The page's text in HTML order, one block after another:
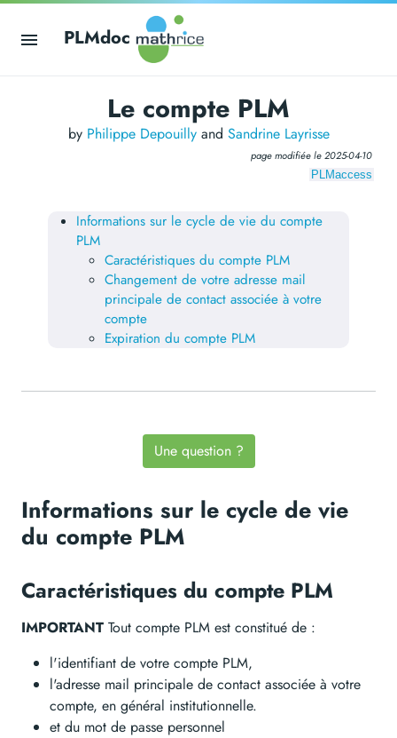
PLMdoc
Le compte PLM
by Philippe Depouillyand Sandrine Layrisse
page modifiée le2025-04-10
PLMaccess
Informations sur le cycle de vie du compte
PLM
Caractéristiques du compte PLM
Changement de votre adresse mail
principale de contact associée à votre
compte
Expiration du compte PLM
Une question ?
Informations sur le cycle de vie
du compte PLM
Caractéristiques du compte PLM
IMPORTANT Tout compte PLM est constitué de :
l'identifiant de votre compte PLM,
l'adresse mail principale de contact associée à votre
compte, en général institutionnelle.
et du mot de passe personnel